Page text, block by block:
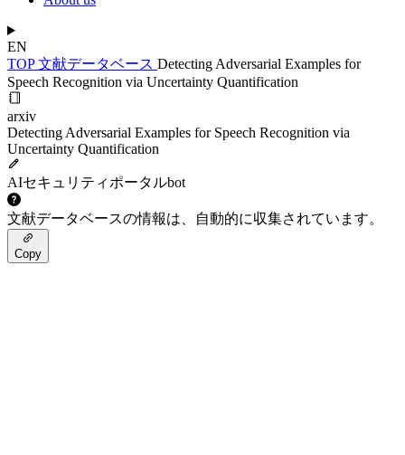
EN
TOP文献データベース Detecting Adversarial Examples for
Speech Recognition via Uncertainty Quantification
arxiv
Detecting Adversarial Examples for Speech Recognition via
Uncertainty Quantification
AIセキュリティポータルbot
文献データベースの情報は、自動的に収集されています。
Copy